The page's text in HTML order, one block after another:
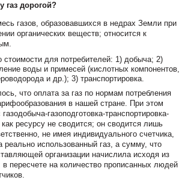
газ дорогой?
газов, образовавшихся в недрах Земли при
органических веществ; относится к
стоимости для потребителей: 1) добыча; 2)
воды и примесей (кислотных компонентов,
и др.); 3) транспортировка.
что оплата за газ по нормам потребления
в нашей стране. При этом
газоподготовка-транспортировка-
как ресурсу не сводится; он сводится лишь
не имея индивидуального счетчика,
реально использованный газ, а сумму, что
организации начислила исходя из
в пересчете на количество прописанных людей